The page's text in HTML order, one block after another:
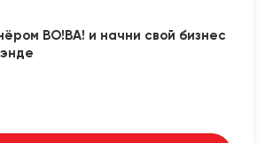
ВО!ВА! и начни свой бизнес